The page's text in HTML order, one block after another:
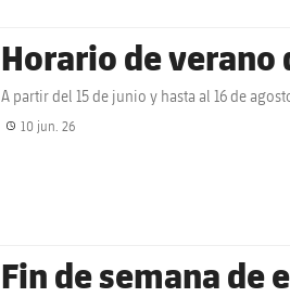
Horario de verano
A partir del 15 de junio y hasta al 16 de
label.share.clock
10 jun. 26
Fin de semana de